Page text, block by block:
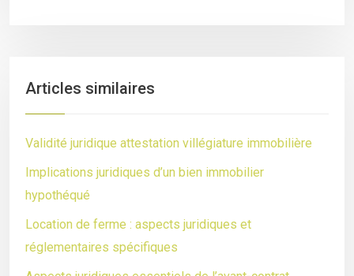
Articles similaires
Validité juridique attestation villégiature immobilière
Implications juridiques d’un bien immobilier
hypothéqué
Location de ferme : aspects juridiques et
réglementaires spécifiques